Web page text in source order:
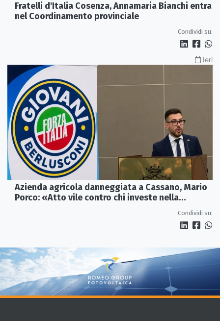
Fratelli d'Italia Cosenza, Annamaria Bianchi entra
nel Coordinamento provinciale
Condividi su:
Ieri
Azienda agricola danneggiata a Cassano, Mario
Porco: «Atto vile contro chi investe nella
Condividi su: